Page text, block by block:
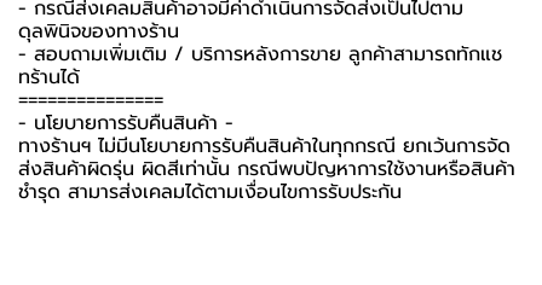
- กรณีส่งเคลมสินค้าอาจมีค่าดำเนินการจัดส่งเป็นไปตาม
ดุลพินิจของทางร้าน
- สอบถามเพิ่มเติม / บริการหลังการขาย ลูกค้าสามารถทักแช
ทร้านได้
===============
-️ นโยบายการรับคืนสินค้า -️
ทางร้านฯ ไม่มีนโยบายการรับคืนสินค้าในทุกกรณี ยกเว้นการจัด
ส่งสินค้าผิดรุ่น ผิดสีเท่านั้น กรณีพบปัญหาการใช้งานหรือสินค้า
ชำรุด สามารส่งเคลมได้ตามเงื่อนไขการรับประกัน